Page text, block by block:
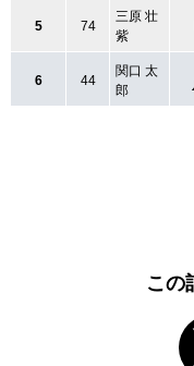
5 74
三原 壮
紫
6 44
関口 太
郎
この